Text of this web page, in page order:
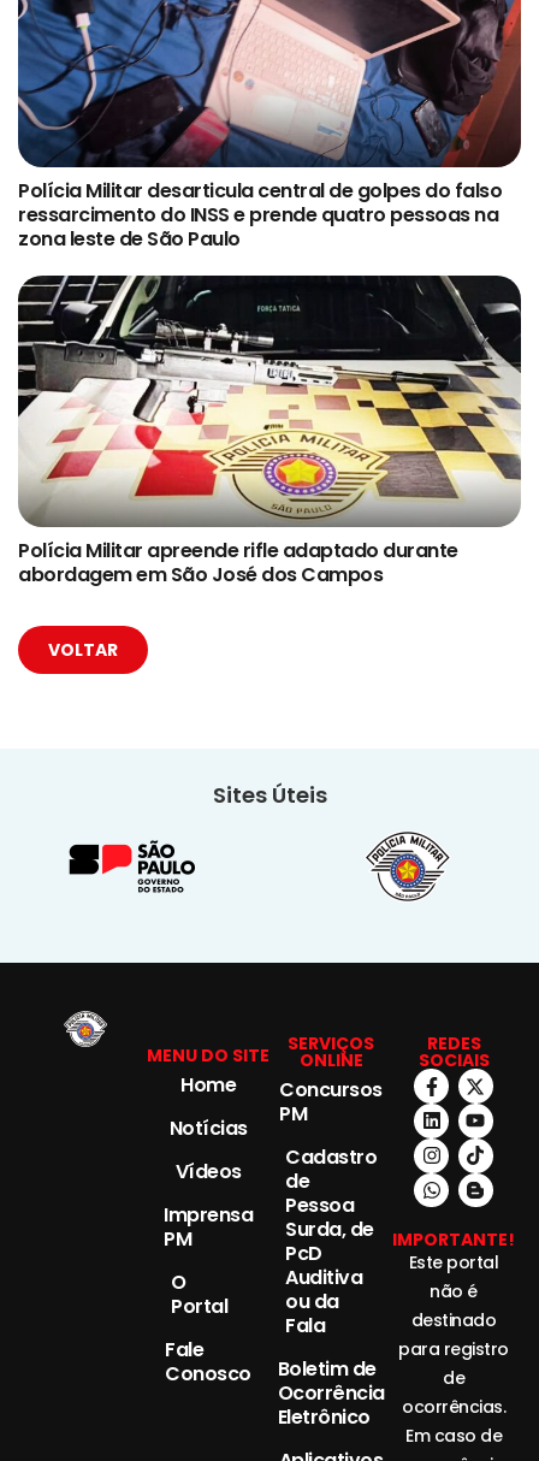
Polícia Militar desarticula central de golpes do falso
ressarcimento do INSS e prende quatro pessoas na
zona leste de São Paulo
Polícia Militar apreende rifle adaptado durante
abordagem em São José dos Campos
VOLTAR
Sites Úteis
MENU DO SITE
Home
Notícias
Vídeos
Imprensa
PM
O
Portal
Fale
Conosco
SERVIÇOS
ONLINE
Concursos
PM
Cadastro
de
Pessoa
Surda, de
PcD
Auditiva
ou da
Fala
Boletim de
Ocorrência
Eletrônico
REDES
SOCIAIS
IMPORTANTE!
Este portal
não é
destinado
para registro
de
ocorrências.
Em caso de